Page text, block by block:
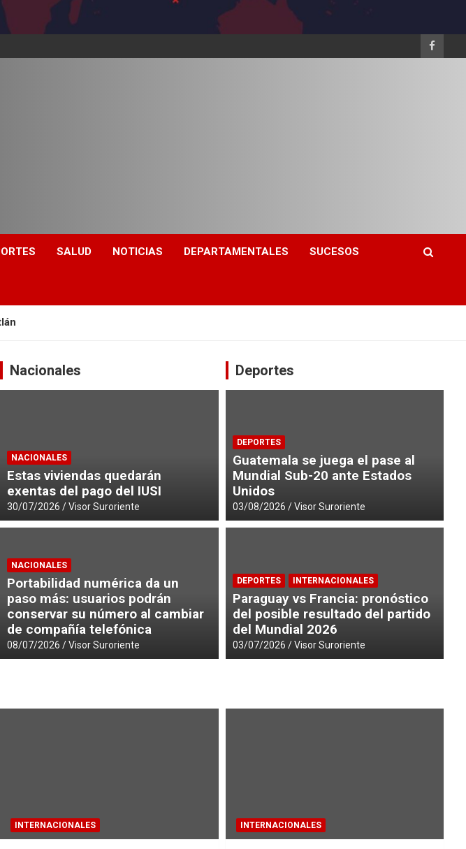
SALUD NOTICIAS DEPARTAMENTALES SUCESOS
en Barberena
Nacionales
NACIONALES
Estas viviendas quedarán
exentas del pago del IUSI
30/07/2026 Visor Suroriente
NACIONALES
Portabilidad numérica da un
paso más: usuarios podrán
conservar su número al cambiar
de compañía telefónica
08/07/2026 Visor Suroriente
Deportes
DEPORTES
Guatemala se juega el pase al
Mundial Sub-20 ante Estados
Unidos
03/08/2026 Visor Suroriente
DEPORTES INTERNACIONALES
Paraguay vs Francia: pronóstico
del posible resultado del partido
del Mundial 2026
03/07/2026 Visor Suroriente
INTERNACIONALES INTERNACIONALES